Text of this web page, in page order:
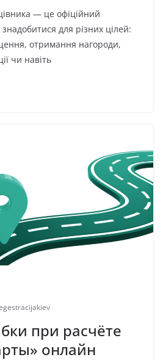
— це офіційний
для різних цілей:
отримання нагороди,
чи навіть
при расчёте
онлайн